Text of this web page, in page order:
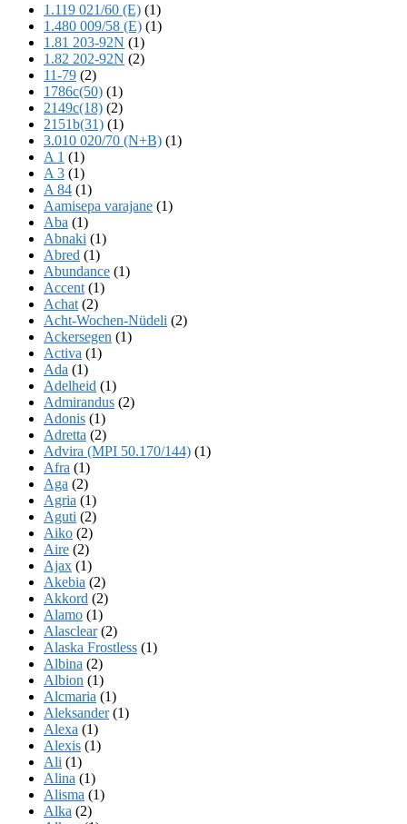
1.119 021/60 (E) (1)
1.480 009/58 (E) (1)
1.81 203-92N (1)
1.82 202-92N (2)
11-79 (2)
1786c(50) (1)
2149c(18) (2)
2151b(31) (1)
3.010 020/70 (N+B) (1)
A 1 (1)
A 3 (1)
A 84 (1)
Aamisepa varajane (1)
Aba (1)
Abnaki (1)
Abred (1)
Abundance (1)
Accent (1)
Achat (2)
Acht-Wochen-Nüdeli (2)
Ackersegen (1)
Activa (1)
Ada (1)
Adelheid (1)
Admirandus (2)
Adonis (1)
Adretta (2)
Advira (MPI 50.170/144) (1)
Afra (1)
Aga (2)
Agria (1)
Aguti (2)
Aiko (2)
Aire (2)
Ajax (1)
Akebia (2)
Akkord (2)
Alamo (1)
Alasclear(2)
Alaska Frostless (1)
Albina (2)
Albion (1)
Alcmaria (1)
Aleksander(1)
Alexa (1)
Alexis (1)
Ali (1)
Alina (1)
Alisma (1)
Alka (2)